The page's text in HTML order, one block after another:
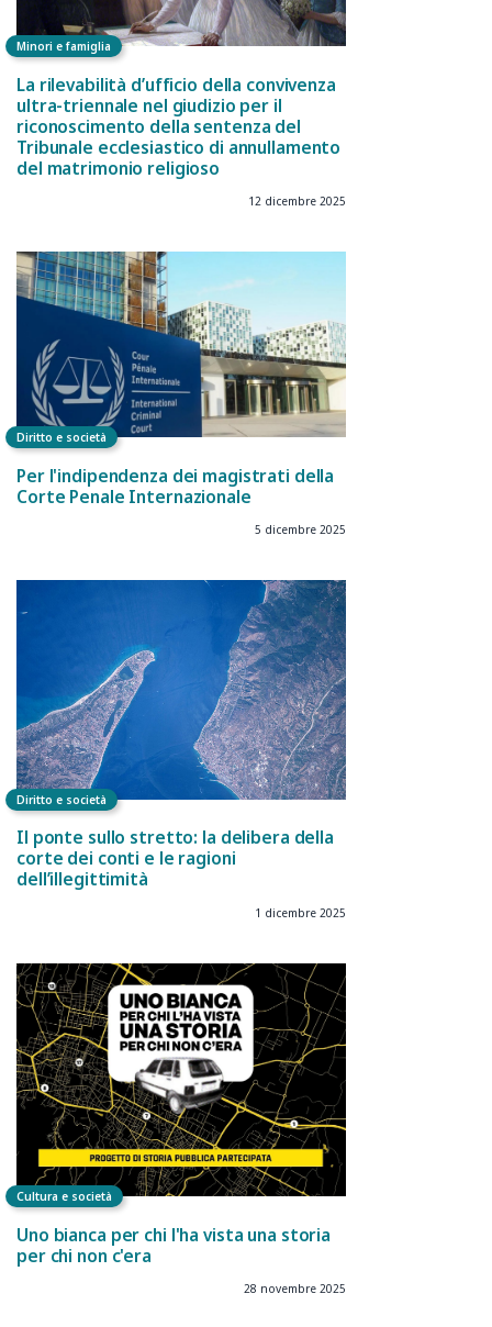
Minori e famiglia
La rilevabilità d’ufficio della convivenza
ultra-triennale nel giudizio per il
riconoscimento della sentenza del
Tribunale ecclesiastico di annullamento
del matrimonio religioso
12 dicembre 2025
Diritto e società
Per l'indipendenza dei magistrati della
Corte Penale Internazionale
5 dicembre 2025
Diritto e società
Il ponte sullo stretto: la delibera della
corte dei conti e le ragioni
dell’illegittimità
1 dicembre 2025
Cultura e società
Uno bianca per chi l'ha vista una storia
per chi non c'era
28 novembre 2025